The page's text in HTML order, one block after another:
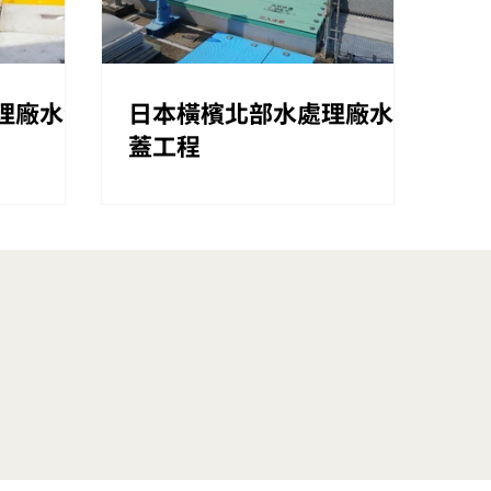
水池
日本橫檳北部水處理廠水池
蓋工程